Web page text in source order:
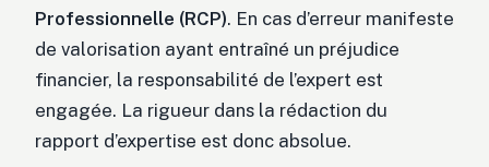
Professionnelle (RCP). En cas d’erreur manifeste
de valorisation ayant entraîné un préjudice
financier, la responsabilité de l’expert est
engagée. La rigueur dans la rédaction du
rapport d’expertise est donc absolue.